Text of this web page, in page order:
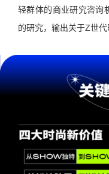
轻群体的商业研究咨询
的研究，输出关于Z世代